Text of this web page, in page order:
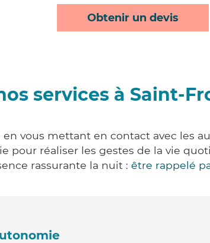
Obtenir un devis
services à Saint-
vous mettant en contact avec les
pour réaliser les gestes de la vie
rassurante la nuit : être rappelé